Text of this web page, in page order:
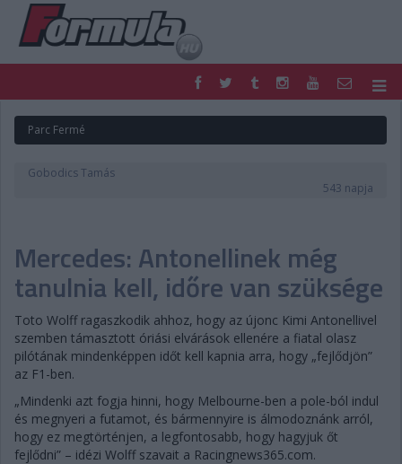
FORMULA
MOTOR
NEMZETKÖZI
DIGITÁLIS MAGAZIN
PONTÁLLÁSOK
Parc Fermé
Gobodics Tamás
543 napja
Mercedes: Antonellinek még
tanulnia kell, időre van szüksége
Toto Wolff ragaszkodik ahhoz, hogy az újonc Kimi Antonellivel
szemben támasztott óriási elvárások ellenére a fiatal olasz
pilótának mindenképpen időt kell kapnia arra, hogy „fejlődjön”
az F1-ben.
„Mindenki azt fogja hinni, hogy Melbourne-ben a pole-ból indul
és megnyeri a futamot, és bármennyire is álmodoznánk arról,
hogy ez megtörténjen, a legfontosabb, hogy hagyjuk őt
fejlődni” – idézi Wolff szavait a Racingnews365.com.